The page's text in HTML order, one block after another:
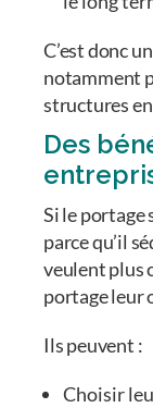
C’est donc
notamment
structures
Des
Si le portage
parce qu’il
veulent plus
portage leur
Ils peuvent :
Choisir